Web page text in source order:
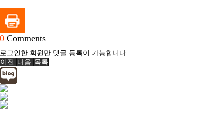
0 Comments
로그인한 회원만 댓글 등록이 가능합니다.
이전 다음 목록